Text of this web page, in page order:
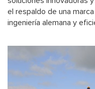
el respaldo de una
ingeniería alemana y